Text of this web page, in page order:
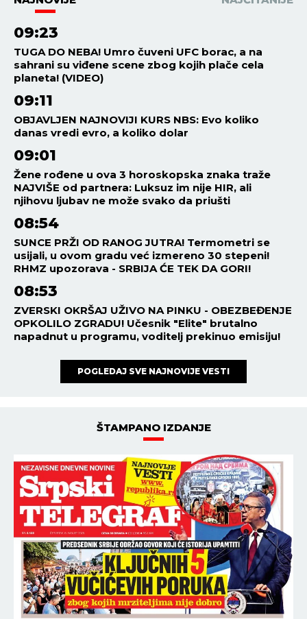
09:23
TUGA DO NEBA! Umro čuveni UFC borac, a na
sahrani su viđene scene zbog kojih plače cela
planeta! (VIDEO)
09:11
OBJAVLJEN NAJNOVIJI KURS NBS: Evo koliko
danas vredi evro, a koliko dolar
09:01
Žene rođene u ova 3 horoskopska znaka traže
NAJVIŠE od partnera: Luksuz im nije HIR, ali
njihovu ljubav ne može svako da priušti
08:54
SUNCE PRŽI OD RANOG JUTRA! Termometri se
usijali, u ovom gradu već izmereno 30 stepeni!
RHMZ upozorava - SRBIJA ĆE TEK DA GORI!
08:53
ZVERSKI OKRŠAJ UŽIVO NA PINKU - OBEZBEĐENJE
OPKOLILO ZGRADU! Učesnik "Elite" brutalno
napadnut u programu, voditelj prekinuo emisiju!
POGLEDAJ SVE NAJNOVIJE VESTI
ŠTAMPANO IZDANJE